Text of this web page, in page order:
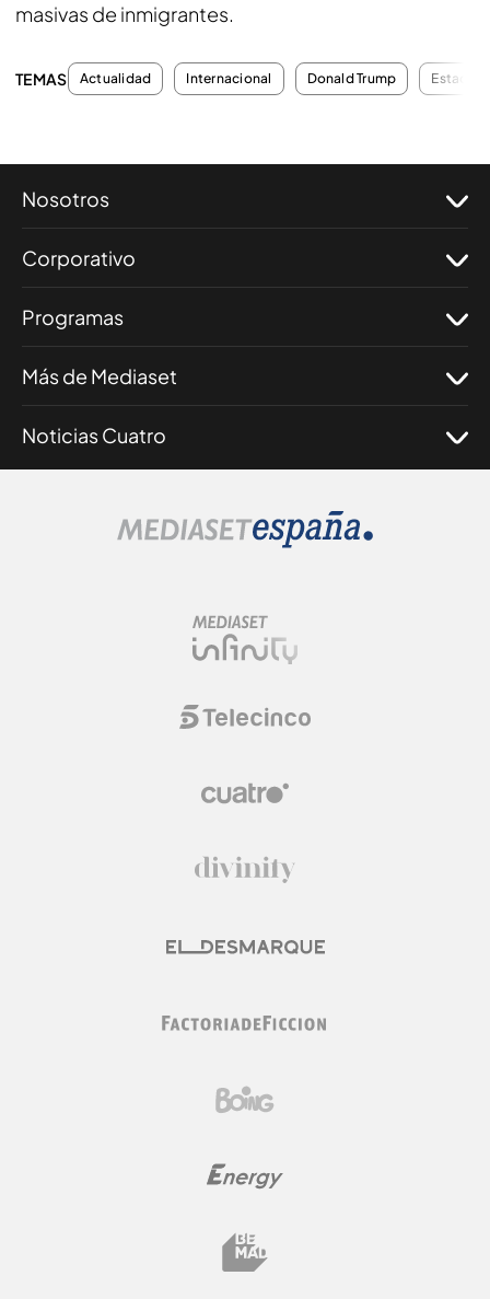
masivas de inmigrantes.
TEMAS Actualidad Internacional Donald Trump Estados
Nosotros
Corporativo
Programas
Más de Mediaset
Noticias Cuatro